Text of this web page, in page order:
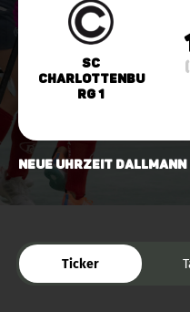
SC
Charlottenbu
rg 1
Neue Uhrzeit Dallmann
Ticker